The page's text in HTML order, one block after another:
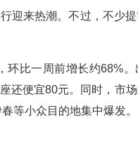
迎来热潮。不过，不少
环比一周前增长约68%
还便宜80元。同时，市
等小众目的地集中爆发。